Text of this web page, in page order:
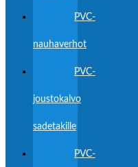
PVC-
nauhaverhot
PVC-
joustokalvo
sadetakille
PVC-